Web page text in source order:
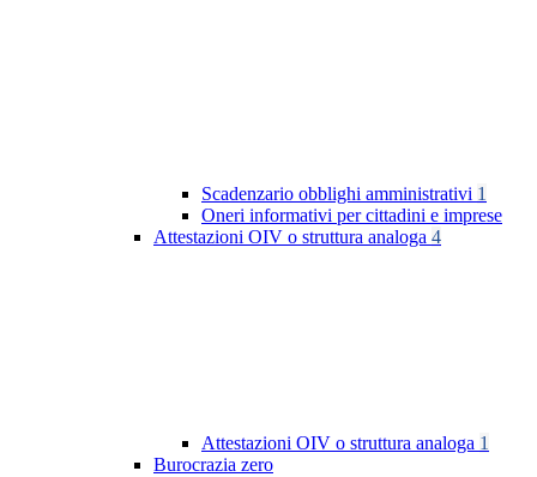
Scadenzario obblighi amministrativi 1
Oneri informativi per cittadini e imprese
Attestazioni OIV o struttura analoga 4
Attestazioni OIV o struttura analoga 1
Burocrazia zero